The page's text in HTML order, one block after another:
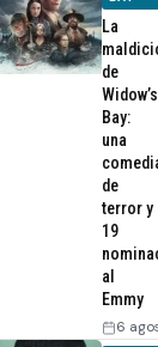
La
de
Widow’s
Bay:
una
de
terror y
19
al
Emmy
6